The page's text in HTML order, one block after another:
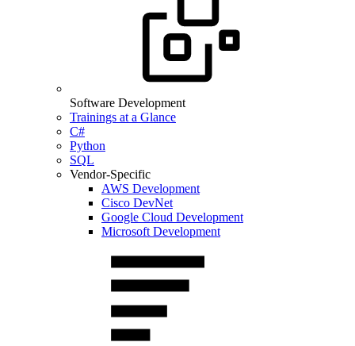
Software Development
Trainings at a Glance
C#
Python
SQL
Vendor-Specific
AWS Development
Cisco DevNet
Google Cloud Development
Microsoft Development